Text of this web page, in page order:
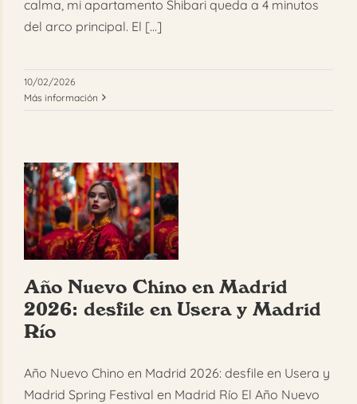
calma, mi apartamento Shibari queda a 4 minutos
del arco principal. El [...]
10/02/2026
Más información
Año Nuevo Chino en Madrid
2026: desfile en Usera y Madrid
Río
Año Nuevo Chino en Madrid 2026: desfile en Usera y
Madrid Spring Festival en Madrid Río El Año Nuevo